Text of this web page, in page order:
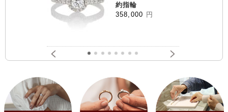
約指輪
358,000 円